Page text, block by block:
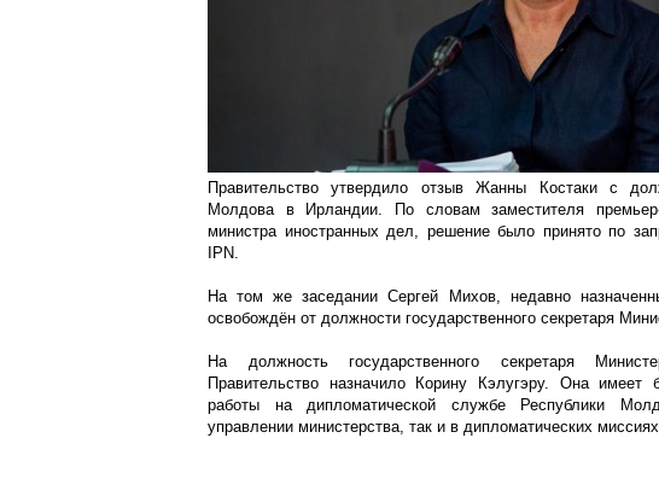
Правительство утвердило отзыв Жанны Костаки с
Молдова в Ирландии. По словам заместителя
министра иностранных дел, решение было принято по
IPN.
На том же заседании Сергей Михов, недавно
освобождён от должности государственного секретаря
На должность государственного секретаря
Правительство назначило Корину Кэлугэру. Она имеет
работы на дипломатической службе Республики
управлении министерства, так и в дипломатических